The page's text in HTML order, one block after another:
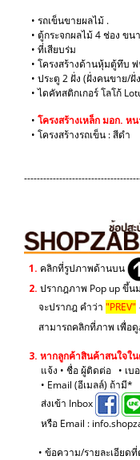
• รถเข็นขายผลไม้ .
• ตู้กระจกผลไม้ 4 ช่อง ขน
• ที่เสียบร่ม
• โครงสร้างด้านหุ้มตู้ทึบ
• ประตู 2 ฝั่ง (ฝั่งคนขาย/ฝั่
• ไดคัทสติกเกอร์ โลโก้
​• โครงสร้างเหล็ก มอก. ห
​• โครงสร้างรถเข็น : สีดำ
1. คลิกที่รูปภาพด้านบน
2. ปรากฎภาพ Pop up ขึ้น
จะปรากฎ คำว่า "PREV"
สามารถคลิกที่ภาพ เพื่อดู
3. หากลูกค้าสินค้าสนใจใ
แจ้ง • ชื่อ ผู้ติดต่อ • เบ
• Email (อีเมลล์) ถ้ามี*
ส่งเข้า Inbox
หรือ Email :
• ข้อความ/รายละเอียดที่